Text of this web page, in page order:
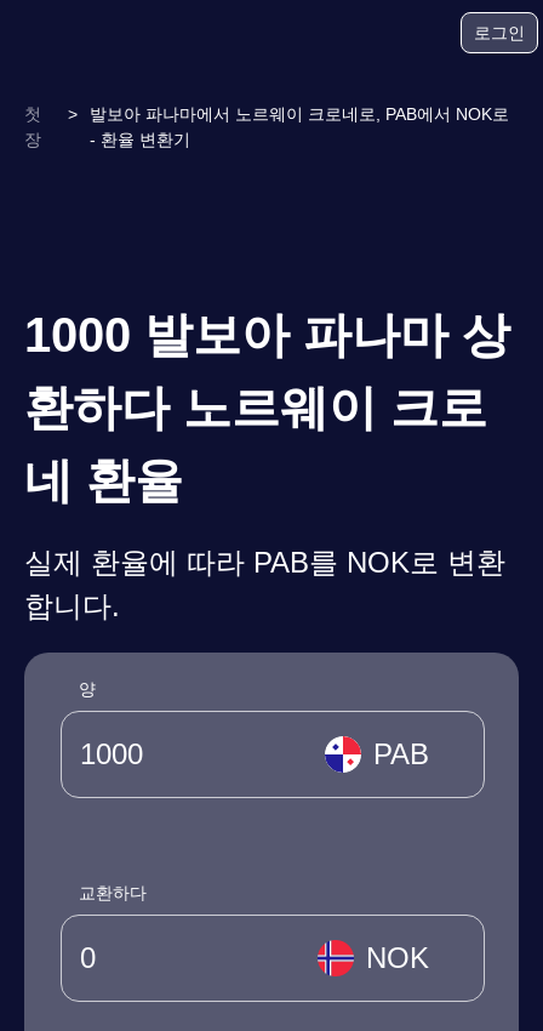
로그인
첫
장
>
발보아 파나마에서 노르웨이 크로네로, PAB에서 NOK로
- 환율 변환기
1000 발보아 파나마 상
환하다 노르웨이 크로
네 환율
실제 환율에 따라 PAB를 NOK로 변환
합니다.
양
PAB
교환하다
NOK